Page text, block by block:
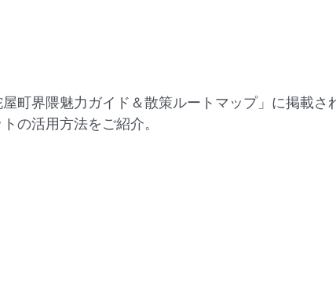
町界隈魅力ガイド＆散策ルートマップ」に掲載
の活用方法をご紹介。